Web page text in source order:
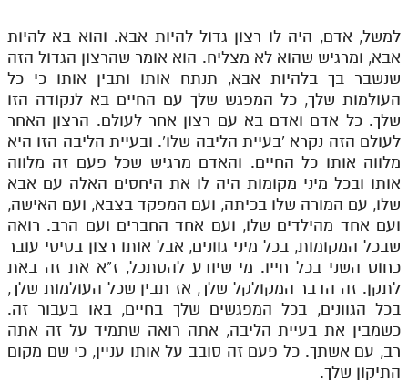
למשל, אדם, היה לו רצון גדול להיות אבא. והוא בא להיות
אבא, ומרגיש שהוא לא מצליח. הוא אומר שהרצון הגדול הזה
שנשבר בך בלהיות אבא, תנתח אותו ותבין אותו כי כל
העולמות שלך, כל המפגש שלך עם החיים בא לנקודה הזו
שלך. כל אדם ואדם בא עם רצון אחר לעולם. הרצון האחר
לעולם הזה נקרא 'בעיית הליבה שלו'. ובעיית הליבה הזו היא
מלווה אותו כל החיים. והאדם מרגיש שכל פעם זה מלווה
אותו ובכל מיני מקומות היה לו את היחסים האלה עם אבא
שלו, עם המורה שלו בכיתה, ועם המפקד בצבא, ועם האישה,
ועם אחד מהילדים שלו, ועם אחד החברים ועם הרב. רואה
שבכל המקומות, בכל מיני גוונים, אבל אותו רצון בסיסי עובר
כחוט השני בכל חייו. מי שיודע להסתכל, ז"א את זה באת
לתקן. זה הדבר המקולקל שלך, אז תבין שכל העולמות שלך,
בכל הגוונים, בכל המפגשים שלך בחיים, באו בעבור זה.
כשמבין את בעיית הליבה, אתה רואה שתמיד על זה אתה
רב, עם אשתך. כל פעם זה סובב על אותו עניין, כי שם מקום
התיקון שלך.